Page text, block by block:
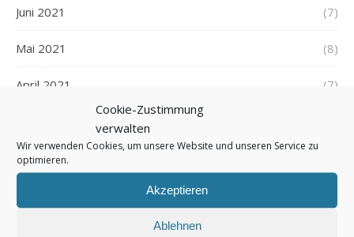
Cookie-Zustimmung
verwalten
Wir verwenden Cookies, um unsere Website und unseren Service zu
optimieren.
Akzeptieren
Ablehnen
Juni 2021 (7)
Mai 2021 (8)
April 2021 (7)
Februar 2021